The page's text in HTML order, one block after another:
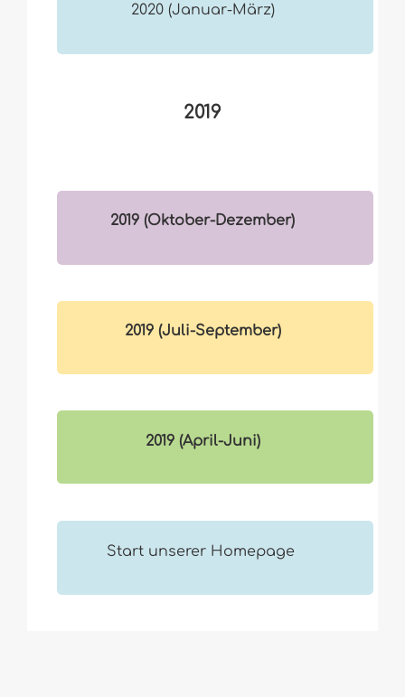
2020 (Januar-März)
2019
2019 (Oktober-Dezember)
2019 (Juli-September)
2019 (April-Juni)
Start unserer Homepage